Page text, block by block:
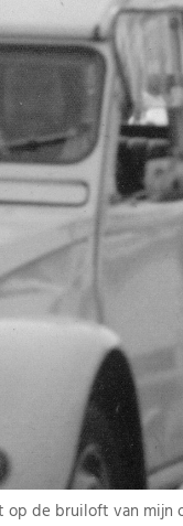
de bruiloft van mijn